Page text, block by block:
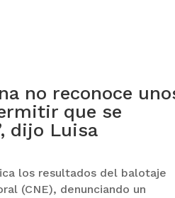
no reconoce
que se
dijo Luisa
los resultados del balotaje
(CNE), denunciando un